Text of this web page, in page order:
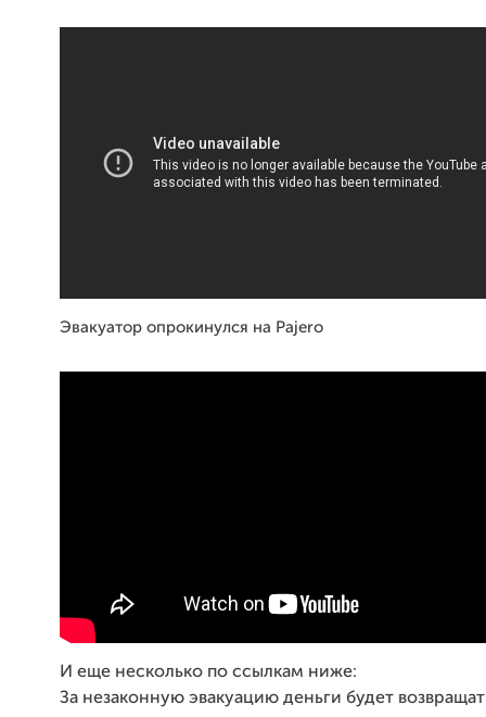
Эвакуатор опрокинулся на Pajero
И еще несколько по ссылкам ниже:
За незаконную эвакуацию деньги будет